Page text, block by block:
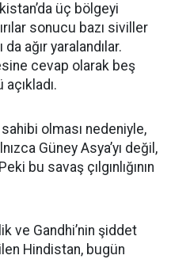
üç bölgeyi
sonucu bazı siviller
da ağır yaralandılar.
cevap olarak beş
olması nedeniyle,
Güney Asya’yı değil,
bu savaş çılgınlığının
ve Gandhi’nin şiddet
Hindistan, bugün